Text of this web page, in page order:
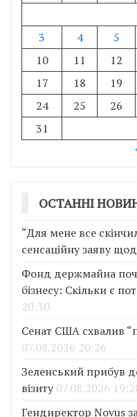
3
4 5
10
11 12
17
18 19
24
25 26
31
ОСТАННІ
“Для мене все
сенсаційну заяву
Фонд держмайна
бізнесу: Скільки є
20:30
Сенат США схвалив
07.08.2026 20:26
Зеленський прибув
візиту 07.08.2026
Гендиректор Novus